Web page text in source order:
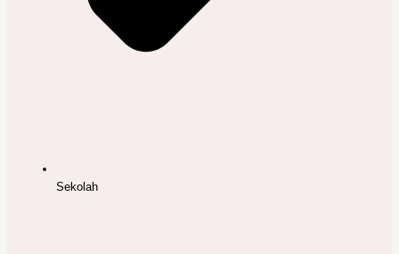
Sekolah